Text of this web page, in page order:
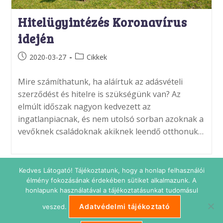
Hitelügyintézés Koronavírus
idején
Post2020-03-27
PostCikkek
Mire számíthatunk, ha aláírtuk az adásvételi
szerződést és hitelre is szükségünk van? Az
elmúlt időszak nagyon kedvezett az
ingatlanpiacnak, és nem utolsó sorban azoknak a
vevőknek családoknak akiknek leendő otthonuk…
Adatkezelési tájékoztató Impresszum
Süti beállítások
Kedves Látogató! Tájékoztatunk, hogy a honlap felhasználói
élmény fokozásának érdekében sütiket alkalmazunk. A
honlapunk használatával a tájékoztatásunkat tudomásul
veszed. Adatvédelmi tájékoztató